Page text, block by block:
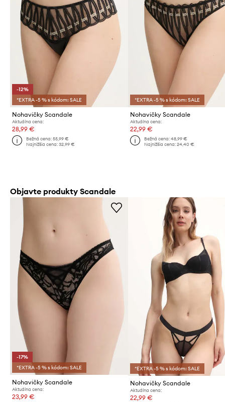
-12%
*EXTRA -5 % s kódom: SALE
Nohavičky Scandale
Aktuálna cena:
28,99 €
Bežná cena:55,99 €
Najnižšia cena:32,99 €
*EXTRA -5 % s kódom: SALE
Nohavičky Scandale
Aktuálna cena:
22,99 €
Bežná cena: 48,99 €
Najnižšia cena: 24,40 €
Objavte produkty Scandale
-17%
*EXTRA -5 % s kódom: SALE
Nohavičky Scandale
Aktuálna cena:
23,99 €
*EXTRA -5 % s kódom: SALE
Nohavičky Scandale
Aktuálna cena:
22,99 €